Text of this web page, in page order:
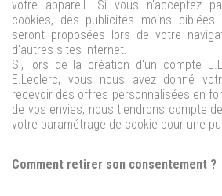
votre appareil. Si vous n'acceptez
cookies, des publicités moins
seront proposées lors de votre
d'autres sites internet.
Si, lors de la création d'un compte
E.Leclerc, vous nous avez donné
recevoir des offres personnalisées en
de vos envies, nous tiendrons compte
votre paramétrage de cookie pour une
Comment retirer son consentement ?